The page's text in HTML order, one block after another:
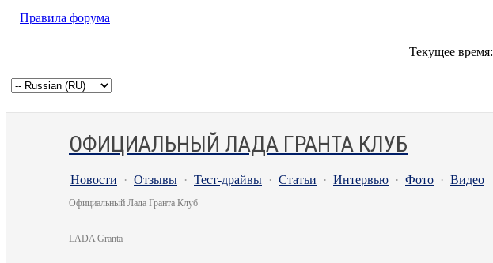
Правила форума
Текущее время:
ОФИЦИАЛЬНЫЙ ЛАДА ГРАНТА КЛУБ
Новости · Отзывы · Тест-драйвы · Статьи · Интервью · Фото · Видео
Официальный Лада Гранта Клуб
LADA Granta